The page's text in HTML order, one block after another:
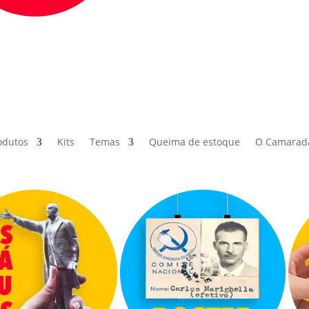
Kits Temas Queima de estoque O